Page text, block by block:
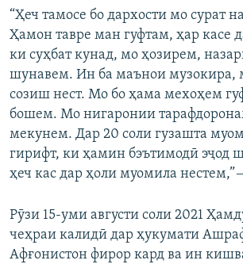
“Ҳеч тамосе бо дархости мо сурат
Ҳамон тавре ман гуфтам, ҳар касе
ки суҳбат кунад, мо ҳозирем,
шунавем. Ин ба маънои музокира,
созиш нест. Мо бо ҳама мехоҳем
бошем. Мо нигаронии
мекунем. Дар 20 соли гузашта
гирифт, ки ҳамин бэътимодӣ эҷод
ҳеч кас дар ҳоли муомила
Рӯзи 15-уми августи соли 2021
чеҳраи калидӣ дар ҳукумати
Афғонистон фирор кард ва ин